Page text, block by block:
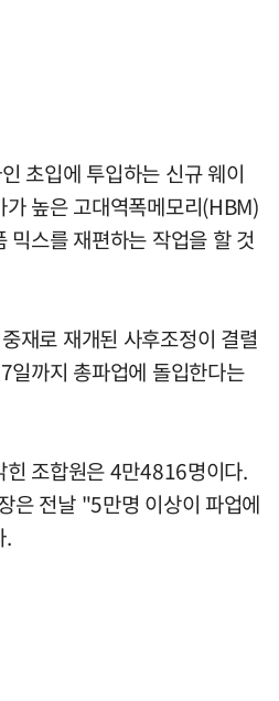
초입에 투입하는 신규 웨이
높은 고대역폭메모리(HBM)
믹스를 재편하는 작업을 할 것
재로 재개된 사후조정이 결렬
까지 총파업에 돌입한다는
힌 조합원은 4만4816명이다.
은 전날 "5만명 이상이 파업에
.